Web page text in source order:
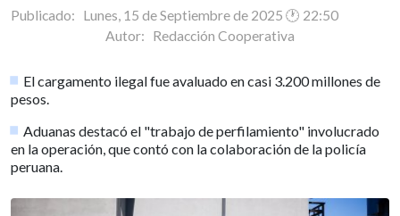
Publicado: Lunes, 15 de Septiembre de 2025 🕐 22:50
Autor: Redacción Cooperativa
El cargamento ilegal fue avaluado en casi 3.200 millones de
pesos.
Aduanas destacó el "trabajo de perfilamiento" involucrado
en la operación, que contó con la colaboración de la policía
peruana.